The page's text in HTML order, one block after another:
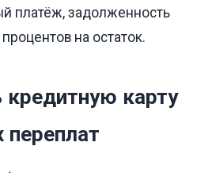
платёж, задолженность
на остаток.
карту